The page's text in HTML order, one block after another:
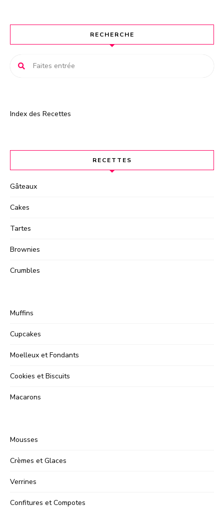
t
RECHERCHE
Index des Recettes
RECETTES
Gâteaux
Cakes
Tartes
Brownies
Crumbles
Muffins
Cupcakes
Moelleux et Fondants
Cookies et Biscuits
Macarons
Mousses
Crèmes et Glaces
Verrines
Confitures et Compotes